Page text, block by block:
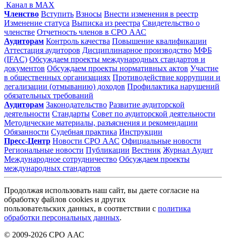
Канал в MAX
Членство Вступить Взносы Внести изменения в реестр
Изменение статуса Выписка из реестра Свидетельство о
членстве Отчетность членов в СРО ААС
Аудиторам Контроль качества Повышение квалификации
Аттестация аудиторов Дисциплинарное производство МФБ
(IFAC) Обсуждаем проекты международных стандартов и
документов Обсуждаем проекты нормативных актов Участие
в общественных организациях Противодействие коррупции и
легализации (отмыванию) доходов Профилактика нарушений
обязательных требований
Аудиторам Законодательство Развитие аудиторской
деятельности Стандарты Совет по аудиторской деятельности
Методические материалы, разъяснения и рекомендации
Обязанности Судебная практика Инструкции
Пресс-Центр Новости СРО ААС Официальные новости
Региональные новости Публикации Вестник Журнал Аудит
Международное сотрудничество Обсуждаем проекты
международных стандартов
Продолжая использовать наш сайт, вы даете согласие на
обработку файлов cookies и других
пользовательских данных, в соответствии с политика
обработки персональных данных.
© 2009-2026 СРО ААС